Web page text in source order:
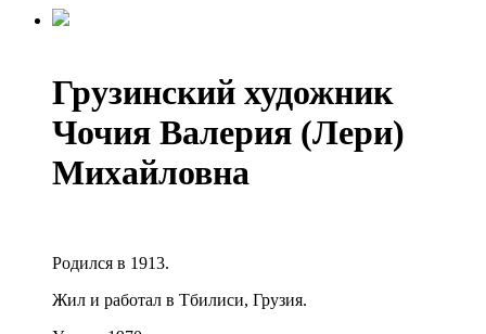
Грузинский художник
Чочия Валерия (Лери)
Михайловна
Родился в 1913.
Жил и работал в Тбилиси, Грузия.